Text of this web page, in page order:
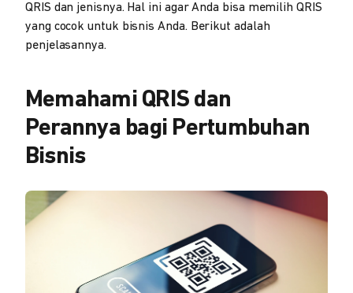
QRIS dan jenisnya. Hal ini agar Anda bisa memilih QRIS
yang cocok untuk bisnis Anda. Berikut adalah
penjelasannya.
Memahami QRIS dan
Perannya bagi Pertumbuhan
Bisnis